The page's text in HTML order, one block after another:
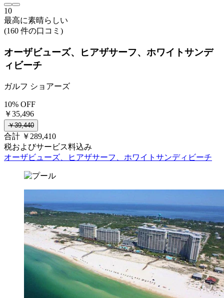
10
最高に素晴らしい
(160 件の口コミ)
オーザビューズ、ヒアザサーフ、ホワイトサンデ
ィビーチ
ガルフ ショアーズ
10% OFF
￥35,496
￥39,440
合計 ￥289,410
税およびサービス料込み
オーザビューズ、ヒアザサーフ、ホワイトサンディビーチ